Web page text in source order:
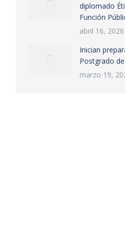
diplomado
Función
abril 16, 2026
Inician
Postgrado
marzo 19,